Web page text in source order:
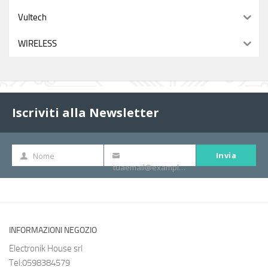
Vultech
WIRELESS
Iscriviti alla Newsletter
Nome
Nome
tua
tuaemail@example.com
Invia
INFORMAZIONI NEGOZIO
Electronik House srl
Tel:0598384579